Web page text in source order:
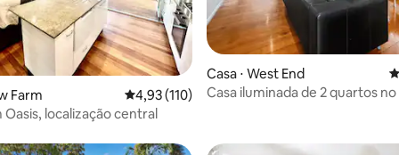
de 5, 14 avaliações
Farm
4,93 de uma avaliação média de 5, 110
4,93 (110)
Oasis, localização central
Casa ⋅ West End
Casa iluminada de 2 quartos